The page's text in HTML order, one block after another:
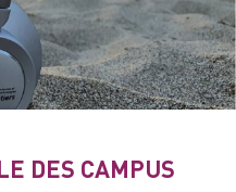
DES CAMPUS